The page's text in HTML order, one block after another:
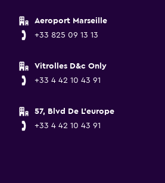
Aeroport Marseille
+33 825 09 13 13
Vitrolles D&c Only
+33 4 42 10 43 91
57, Blvd De L'europe
+33 4 42 10 43 91